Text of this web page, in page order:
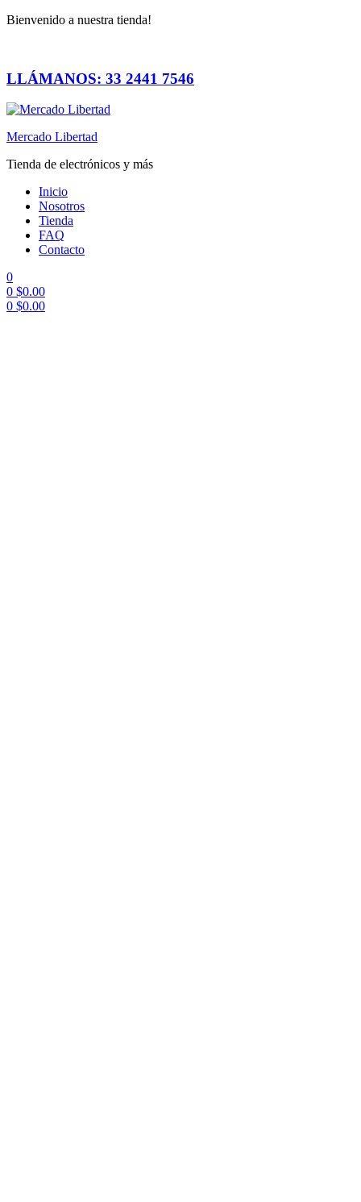
Bienvenido a nuestra tienda!
LLÁMANOS: 33 2441 7546
Mercado Libertad
Tienda de electrónicos y más
Inicio
Nosotros
Tienda
FAQ
Contacto
0
0 $0.00
0 $0.00